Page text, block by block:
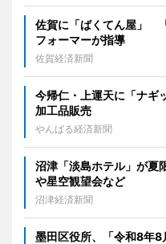
佐賀に「ばくてん屋」
フォーマーが指導
佐賀経済新聞
今帰仁・上運天に「ナ
加工品販売
やんばる経済新聞
沼津「淡島ホテル」が
や星空観望会など
沼津経済新聞
墨田区役所、「令和8年